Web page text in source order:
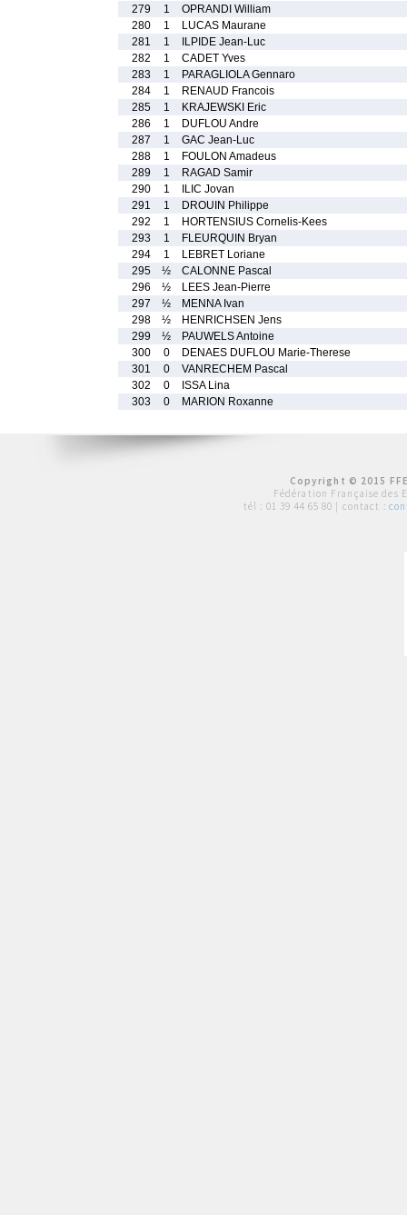
279
1
OPRANDI William
280
1
LUCAS Maurane
281
1
ILPIDE Jean-Luc
282
1
CADET Yves
283
1
PARAGLIOLA Gennaro
284
1
RENAUD Francois
285
1
KRAJEWSKI Eric
286
1
DUFLOU Andre
287
1
GAC Jean-Luc
288
1
FOULON Amadeus
289
1
RAGAD Samir
290
1
ILIC Jovan
291
1
DROUIN Philippe
292
1
HORTENSIUS Cornelis-Kees
293
1
FLEURQUIN Bryan
294
1
LEBRET Loriane
295
½
CALONNE Pascal
296
½
LEES Jean-Pierre
297
½
MENNA Ivan
298
½
HENRICHSEN Jens
299
½
PAUWELS Antoine
300
0
DENAES DUFLOU Marie-Therese
301
0
VANRECHEM Pascal
302
0
ISSA Lina
303
0 MARION Roxanne
Copyright © 2015
Fédération Française des
tél : 01 39 44 65 80 | contact :